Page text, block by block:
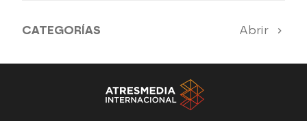
CATEGORÍAS Abrir
Antena 3 Noticias El Hormiguero
Tu cara me suena Pasapalabra